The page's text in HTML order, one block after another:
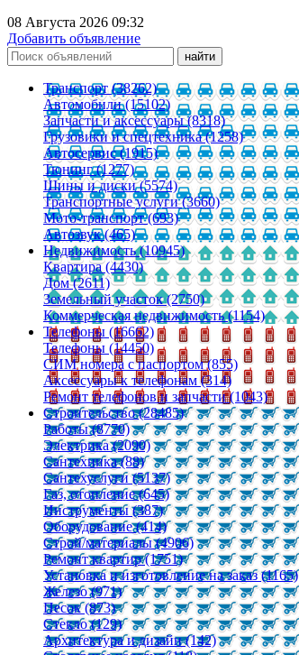
08 Августа 2026 09:32
Добавить объявление
Транспорт (38262)
Автомобили (15102)
Запчасти и аксессуары (8318)
Грузовики и спецтехника (1258)
Автосервис (1915)
Тюнинг (1277)
Шины и диски (5574)
Транспортные услуги (3660)
Мото-транспорт (693)
Автозвук (465)
Недвижимость (10945)
Квартира (4430)
Дом (2611)
Земельный участок (2750)
Коммерческая недвижимость (1154)
Телефоны (16662)
Телефоны (14450)
СИМ номера с паспортом (855)
Аксессуары к телефонам (314)
Ремонт телефонов и запчасти (1043)
Строительство (28485)
Работы (8770)
Электрика (2090)
Сантехника (88)
Сантехуслуги (5137)
Газ, отопление (645)
Инструменты (387)
Оборудование (414)
Строй/материалы (4906)
Ремонт квартир (1751)
Установка и изготовление на заказ (1165)
Железо (971)
Песок (873)
Стекло (129)
Архитектура и дизайн (142)